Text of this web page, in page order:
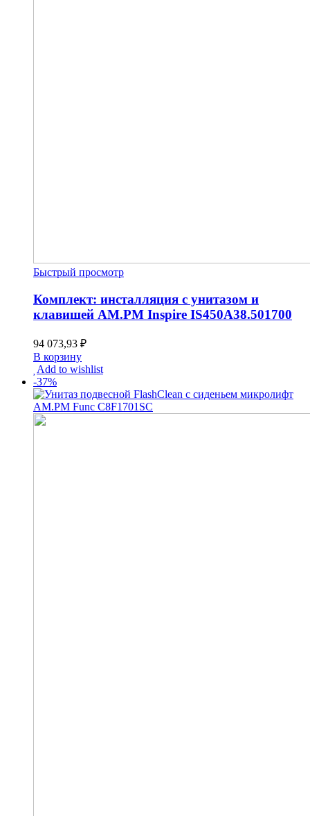
Быстрый просмотр
Комплект: инсталляция с унитазом и
клавишей AM.PM Inspire IS450A38.501700
94 073,93 ₽
В корзину
Add to wishlist
-37%